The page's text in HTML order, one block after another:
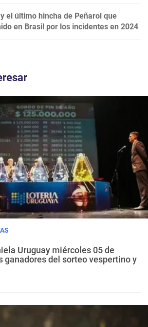
el último hincha de Peñarol que
en Brasil por los incidentes en 2024
Uruguay miércoles 05 de
ganadores del sorteo vespertino y